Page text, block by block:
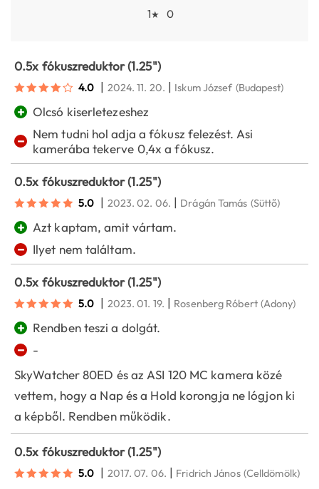
1★ 0
0.5x fókuszreduktor (1.25")
4.0 | 2024. 11. 20. | Iskum József (Budapest)
+ Olcsó kiserletezeshez
−
Nem tudni hol adja a fókusz felezést. Asi
kamerába tekerve 0,4x a fókusz.
0.5x fókuszreduktor (1.25")
5.0 | 2023. 02. 06. | Drágán Tamás (Süttő)
+ Azt kaptam, amit vártam.
− Ilyet nem találtam.
0.5x fókuszreduktor (1.25")
5.0 | 2023. 01. 19. | Rosenberg Róbert (Adony)
+ Rendben teszi a dolgát.
−
-
SkyWatcher 80ED és az ASI 120 MC kamera közé
vettem, hogy a Nap és a Hold korongja ne lógjon ki
a képből. Rendben működik.
0.5x fókuszreduktor (1.25")
5.0 | 2017. 07. 06. | Fridrich János (Celldömölk)